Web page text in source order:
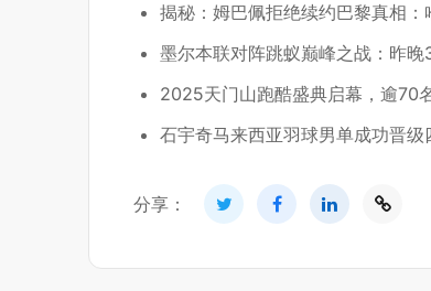
揭秘：姆巴佩拒绝续约巴黎真相
墨尔本联对阵跳蚁巅峰之战：昨
2025天门山跑酷盛典启幕，逾70
石宇奇马来西亚羽球男单成功晋级
分享：